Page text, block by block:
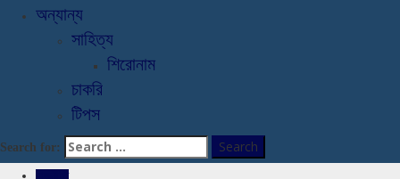
অন্যান্য
সাহিত্য
শিরোনাম
চাকরি
টিপস
Search for: